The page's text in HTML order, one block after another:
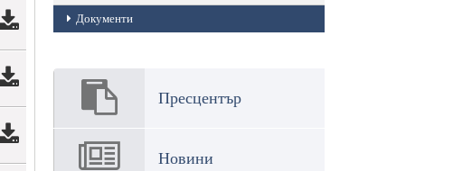
Документи
Пресцентър
Новини